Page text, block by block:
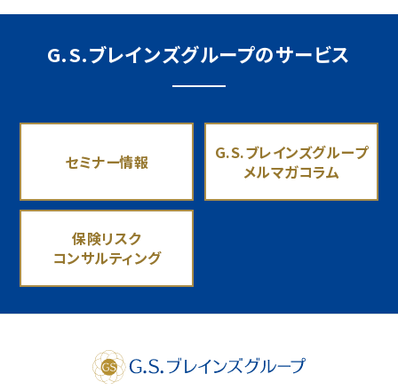
G.S.ブレインズグループのサービス
セミナー情報
G.S.ブレインズグループ
メルマガコラム
保険リスク
コンサルティング